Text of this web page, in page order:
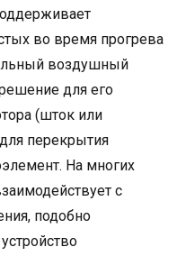
во время прогрева
воздушный
для его
(шток или
перекрытия
На многих
с
подобно